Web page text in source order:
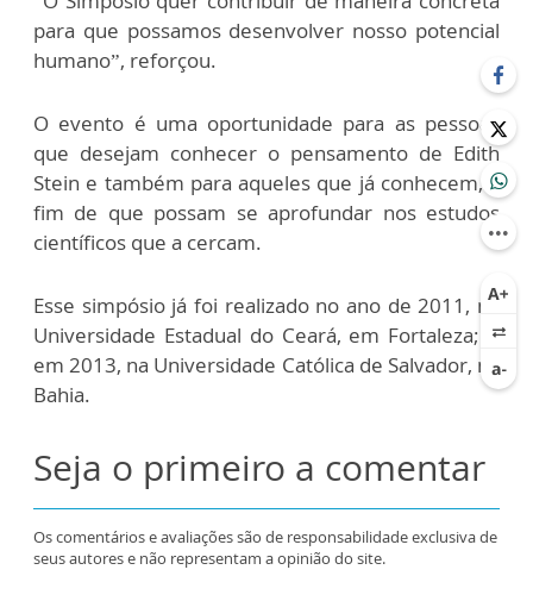
para que possamos desenvolver nosso potencial
humano”, reforçou.
O evento é uma oportunidade para as pessoas
que desejam conhecer o pensamento de Edith
Stein e também para aqueles que já conhecem, a
fim de que possam se aprofundar nos estudos
científicos que a cercam.
Esse simpósio já foi realizado no ano de 2011, na
Universidade Estadual do Ceará, em Fortaleza; e
em 2013, na Universidade Católica de Salvador, na
Bahia.
Seja o primeiro a comentar
Os comentários e avaliações são de responsabilidade exclusiva de
seus autores e não representam a opinião do site.